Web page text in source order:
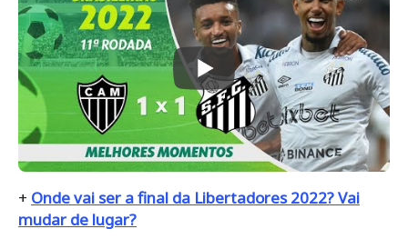
+ Onde vai ser a final da Libertadores 2022? Vai
mudar de lugar?